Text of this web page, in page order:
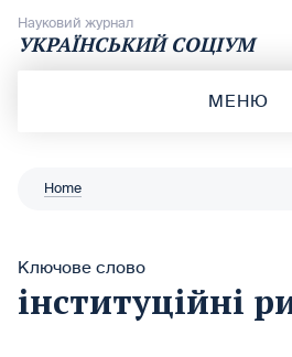
Науковий журнал
УКРАЇНСЬКИЙ СОЦІУМ
МЕНЮ
Home
Ключове слово
інституційні